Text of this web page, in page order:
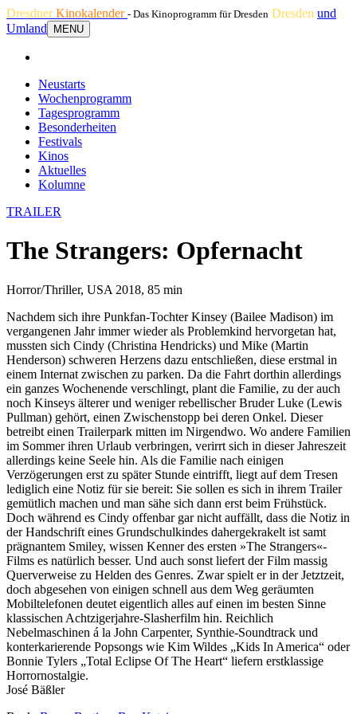
DresdnerKinokalender - Das Kinoprogramm für Dresden Dresden und
Umland
MENU
Neustarts
Wochenprogramm
Tagesprogramm
Besonderheiten
Festivals
Kinos
Aktuelles
Kolumne
TRAILER
The Strangers: Opfernacht
Horror/Thriller, USA 2018, 85 min
Nachdem sich ihre Punkfan-Tochter Kinsey (Bailee Madison) im
vergangenen Jahr immer wieder als Problemkind hervorgetan hat,
mussten sich Cindy (Christina Hendricks) und Mike (Martin
Henderson) schweren Herzens dazu entschließen, diese erstmal in
einem Internat zwischen zu parken. Da die Fahrt dorthin allerdings
ein ganzes Wochenende verschlingt, plant die Familie, zu der auch
noch Kinseys älterer und weniger rebellischer Bruder Luke (Lewis
Pullman) gehört, einen Zwischenstopp bei deren Onkel. Dieser
betreibt einen Trailerpark mitten im Nirgendwo. Wo andere Familien
im Sommer ihren Urlaub verbringen, verirrt sich in dieser Jahreszeit
allerdings keine Seele hin. Als die Familie nach einigen
Verzögerungen erst zu später Stunde eintrifft, liegt auf dem Tresen
lediglich eine Notiz für sie bereit: Sie sollen es sich in ihrem Trailer
gemütlich machen und man sähe sich dann erst beim Frühstück.
Doch während es Cindy offenbar gar nicht auffällt, dass die Notiz in
der Handschrift eines Grundschulkindes dahergekrakelt ist samt
prägnantem Smiley, wissen Kenner des ersten »The Strangers«-
Films es natürlich besser. Und auch sonst liefert der Film massig
Querverweise zu Helden des Genres. Zwar spielt er in der Jetztzeit,
doch abgesehen von einigen schnell aus dem Weg geräumten
Mobiltelefonen deutet eigentlich alles auf einen im besten Sinne
klassischen Achtzigerjahre-Slasherfilm hin. Reichlich
Nebelmaschinen á la John Carpenter, Synthie-Soundtrack und
konterkarierende Popsongs wie Kim Wildes „Kids In America“ oder
Bonnie Tylers „Total Eclipse Of The Heart“ liefern erstklassige
Horrornostalgie.
José Bäßler